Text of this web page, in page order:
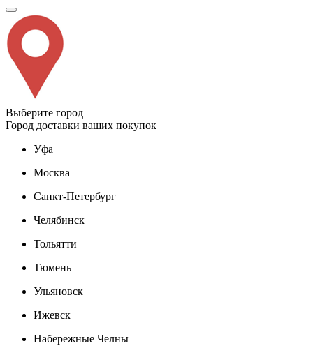
Выберите город
Город доставки ваших покупок
Уфа
Москва
Санкт-Петербург
Челябинск
Тольятти
Тюмень
Ульяновск
Ижевск
Набережные Челны